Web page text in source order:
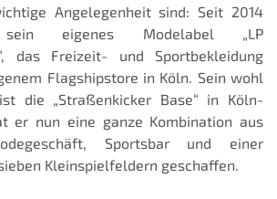
Angelegenheit sind: Seit 2014
eigenes Modelabel „LP
das Freizeit- und Sportbekleidung
Flagshipstore in Köln. Sein wohl
die „Straßenkicker Base“ in Köln-
er nun eine ganze Kombination aus
Sportsbar und einer
Kleinspielfeldern geschaffen.